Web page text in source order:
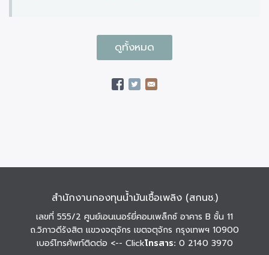
ดูทั้งหมด
สำนักงานกองทุนน้ำมันเชื้อเพลิง (สกนช.)
เลขที่ 555/2 ศูนย์เอนเนอร์ยี่คอมเพล็กซ์ อาคาร B ชั้น 11
ถ.วิภาวดีรังสิต แขวงจตุจักร เขตจตุจักร กรุงเทพฯ 10900
เบอร์โทรศัพท์ติดต่อ <-- Clickโทรสาร: 0 2140 3970